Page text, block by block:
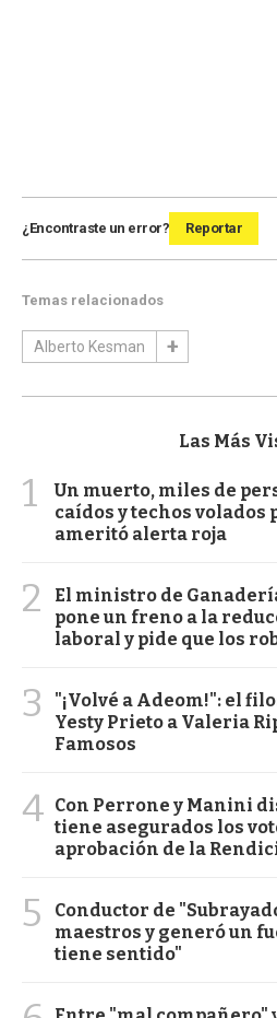
¿Encontraste un error? Reportar
Temas relacionados
Alberto Kesman
Las Más
1
Un muerto, miles de
caídos y techos volados
ameritó alerta roja
2
El ministro de
pone un freno a la
laboral y pide que los
3
"¡Volvé a Adeom!": el
Yesty Prieto a Valeria
Famosos
4 Con Perrone y Manini
tiene asegurados los
aprobación de la
5
Conductor de
maestros y generó un
tiene sentido"